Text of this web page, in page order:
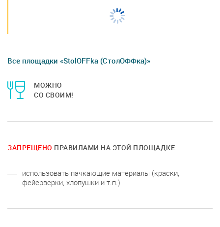
Все площадки «StolOFFka (СтолОФФка)»
МОЖНО
СО СВОИМ!
ЗАПРЕЩЕНО ПРАВИЛАМИ НА ЭТОЙ ПЛОЩАДКЕ
использовать пачкающие материалы (краски,
фейерверки, хлопушки и т.п.)